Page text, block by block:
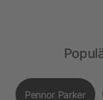
Pennor Parker